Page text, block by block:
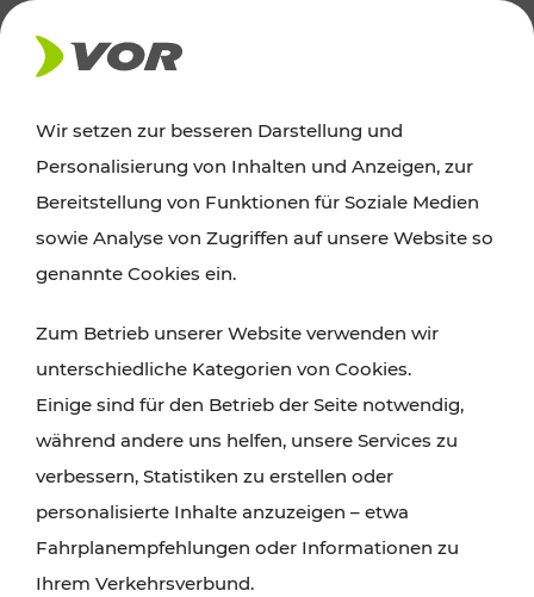
AKTUELLES
Ausflugstipps
Wien, Niederösterreich und das Burgenland
Wanderungen, Kultur und Gastronomie,
Radtouren oder purer Naturgenuss – viele
Attraktionen sind mit den Ticket- und Fahrplan-
Angeboten des VOR gut und schnell erreichbar.
Wir setzen zur besseren Darstellung und
Personalisierung von Inhalten und Anzeigen, zur
Bereitstellung von Funktionen für Soziale Medien
sowie Analyse von Zugriffen auf unsere Website so
genannte Cookies ein.
Zum Betrieb unserer Website verwenden wir
unterschiedliche Kategorien von Cookies.
Einige sind für den Betrieb der Seite notwendig,
während andere uns helfen, unsere Services zu
verbessern, Statistiken zu erstellen oder
personalisierte Inhalte anzuzeigen – etwa
Fahrplanempfehlungen oder Informationen zu
Ihrem Verkehrsverbund.